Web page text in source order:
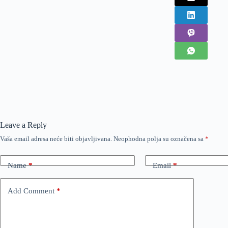
Leave a Reply
Vaša email adresa neće biti objavljivana. Neophodna polja su označena sa *
Name* Email*
Add Comment *